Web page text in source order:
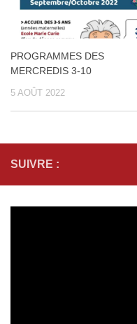
PROGRAMMES DES
MERCREDIS 3-10
5 AOÛT 2022
SUIVRE :